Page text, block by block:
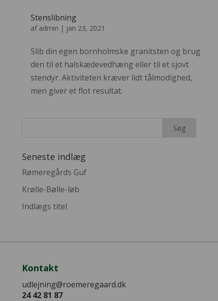
Stenslibning
af admin | jan 23, 2021
Slib din egen bornholmske granitsten og brug
den til et halskædevedhæng eller til et sjovt
stendyr. Aktiviteten kræver lidt tålmodighed,
men giver et flot resultat.
Seneste indlæg
Rømeregårds Guf
Krølle-Bølle-løb
Indlægs titel
Kontakt
udlejning@roemeregaard.dk
24 42 81 87